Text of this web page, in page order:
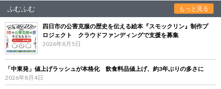
ふむふむ もっと見る
四日市の公害克服の歴史を伝える絵本『スモックリン』制作プ
ロジェクト クラウドファンディングで支援を募集
2026年8月5日
「中東発」値上げラッシュが本格化 飲食料品値上げ、約3年ぶりの多さに
2026年8月4日